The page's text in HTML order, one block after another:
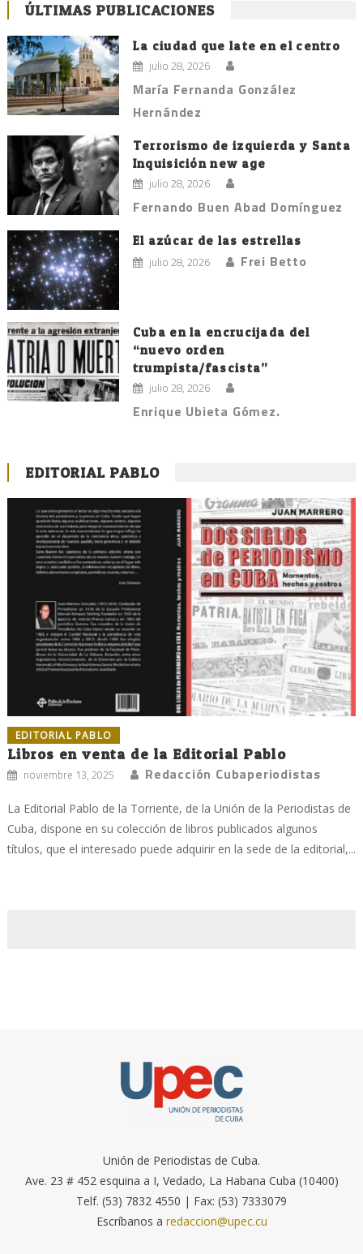
ÚLTIMAS PUBLICACIONES
La ciudad que late en el centro
julio 28, 2026
María Fernanda González
Hernández
Terrorismo de izquierda y Santa
Inquisición new age
julio 28, 2026
Fernando Buen Abad Domínguez
El azúcar de las estrellas
julio 28, 2026 Frei Betto
Cuba en la encrucijada del
“nuevo orden
trumpista/fascista”
julio 28, 2026
Enrique Ubieta Gómez.
EDITORIAL PABLO
EDITORIAL PABLO
Libros en venta de la Editorial Pablo
noviembre 13, 2025 Redacción Cubaperiodistas
La Editorial Pablo de la Torriente, de la Unión de la Periodistas de
Cuba, dispone en su colección de libros publicados algunos
títulos, que el interesado puede adquirir en la sede de la editorial,...
Unión de Periodistas de Cuba.
Ave. 23 # 452 esquina a I, Vedado, La Habana Cuba (10400)
Telf. (53) 7832 4550 | Fax: (53) 7333079
Escríbanos a redaccion@upec.cu